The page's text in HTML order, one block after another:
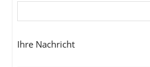
Ihre Nachricht